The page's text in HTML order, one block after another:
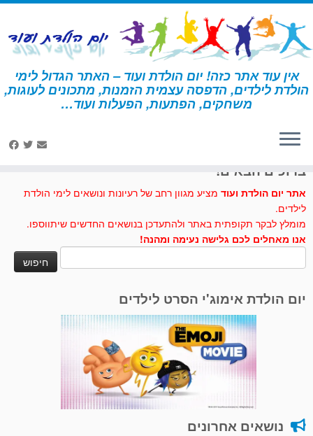
דלג
לתוכן
אין עוד אתר כזה! יום הולדת ועוד – האתר הגדול לימי
הולדת לילדים, הדפסה עצמית הזמנות, מתכונים לעוגות,
משחקים, הפתעות, הפעלות ועוד… דף הבית » לבד
ברוכים הבאים!
אתר יום הולדת ועוד מציע מגוון רחב של רעיונות ונושאים לימי הולדת
לילדים.
מומלץ לבקר תקופתית באתר ולהתעדכן בנושאים החדשים שיתווספו.
אנו מאחלים לכם גלישה נעימה ומהנה!
יום הולדת אימוג'י הסרט לילדים
נושאים אחרונים